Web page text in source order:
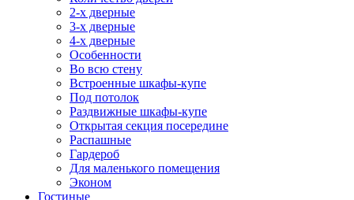
2-х дверные
3-х дверные
4-х дверные
Особенности
Во всю стену
Встроенные шкафы-купе
Под потолок
Раздвижные шкафы-купе
Открытая секция посередине
Распашные
Гардероб
Для маленького помещения
Эконом
Гостиные